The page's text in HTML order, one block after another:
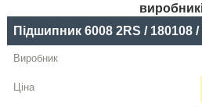
Назва
Виробник
Радіальний
Підшипник 6008 2RS / 180108